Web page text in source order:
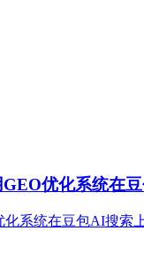
优化系统在
系统在豆包AI搜索